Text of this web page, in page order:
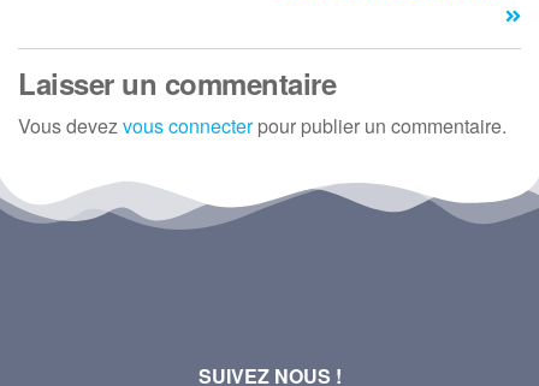
Laisser un commentaire
Vous devezvous connecterpour publier un commentaire.
SUIVEZ NOUS !